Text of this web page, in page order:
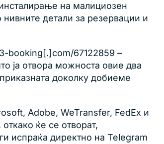
на малициозен
детали за резервации и
booking[.]com/67122859 –
ја отвора можноста овие два
доколку добиеме
Adobe, WeTransfer, FedEx и
ќе се отворат,
испраќа директно на Telegram